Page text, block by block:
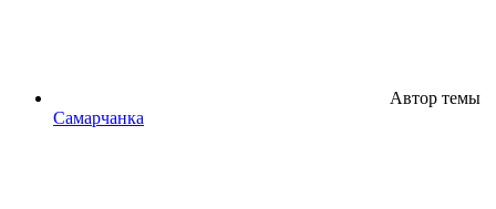
Автор темы
Самарчанка